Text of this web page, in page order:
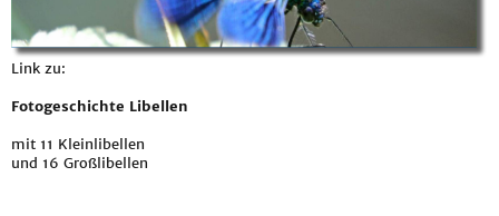
Link zu:
Fotogeschichte Libellen
mit 11 Kleinlibellen
und 16 Großlibellen